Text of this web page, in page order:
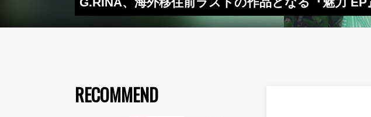
RECOMMEND